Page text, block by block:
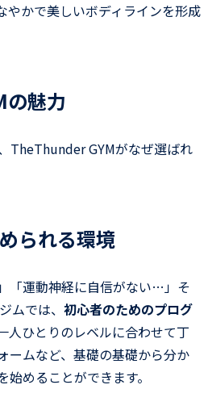
やかで美しいボディラインを形成
魅力
TheThunder GYMがなぜ選ばれ
られる環境
「運動神経に自信がない…」そ
ムでは、 初心者のためのプログ
人ひとりのレベルに合わせて丁
ームなど、基礎の基礎から分か
めることができます。